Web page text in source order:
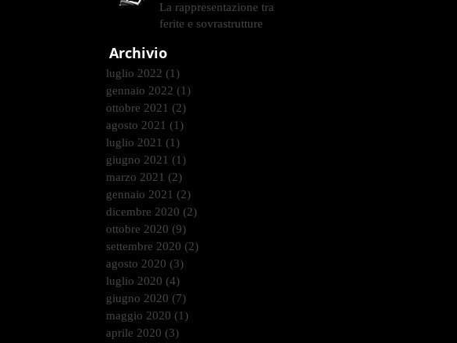
La rappresentazione tra
ferite e sovrastrutture
Archivio
luglio 2022 (1)
gennaio 2022 (1)
ottobre 2021 (2)
agosto 2021 (1)
luglio 2021 (1)
giugno 2021 (1)
marzo 2021 (2)
gennaio 2021 (2)
dicembre 2020 (2)
ottobre 2020 (9)
settembre 2020 (2)
agosto 2020 (3)
luglio 2020 (4)
giugno 2020 (7)
maggio 2020 (1)
aprile 2020 (3)